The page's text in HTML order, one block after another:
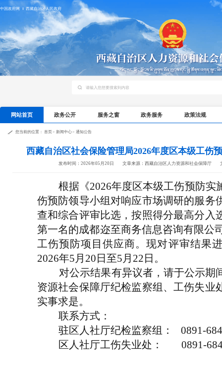
中国政府网 西藏自治区人民政府
网站首页 政务公开 服务之窗 政务服务 政策法规
您当前的位置： 首页> 新闻中心> 通知公告
西藏自治区社会保险管理局2026年度区本级工伤
发布时间：2026年05月20日 文章来源：西藏自治区人力资源和社会保障厅
根据《2026年度区本级工伤预防实
伤预防领导小组对响应市场调研的服务
查和综合评审比选，按照得分最高分入
第一名的成都迩至商务信息咨询有限公
工伤预防项目供应商。现对评审结果
2026年5月20日至5月22日。
对公示结果有异议者，请于公示期
资源社会保障厅纪检监察组、工伤失业
实事求是。
联系方式：
驻区人社厅纪检监察组： 0891-
区人社厅工伤失业处： 0891-